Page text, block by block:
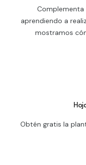
Complementa
aprendiendo a
mostramos
Obtén gratis la